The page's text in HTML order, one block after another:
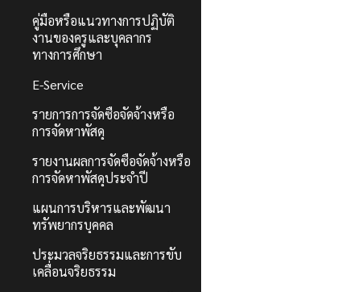
คู่มือหรือแนวทางการปฏิบัติ
งานของครูและบุคลากร
ทางการศึกษา
E-Service
รายการการจัดซื้อจัดจ้างหรือ
การจัดหาพัสดุ
รายงานผลการจัดซื้อจัดจ้างหรือ
การจัดหาพัสดุประจำปี
แผนการบริหารและพัฒนา
ทรัพยากรบุคคล
ประมวลจริยธรรมและการขับ
เคลื่อนจริยธรรม